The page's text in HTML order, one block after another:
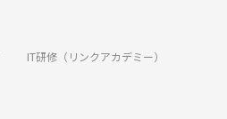
IT研修（リンクアカデミー）